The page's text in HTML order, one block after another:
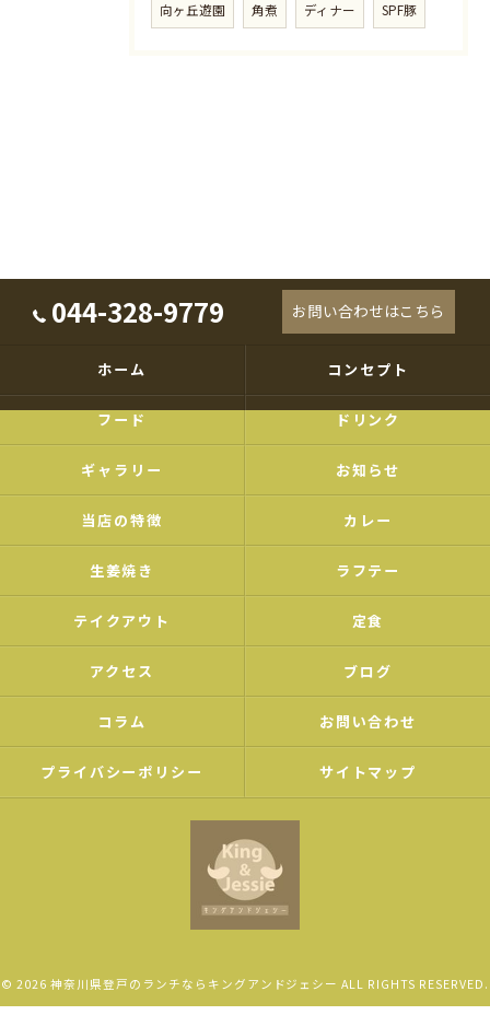
向ヶ丘遊園 角煮 ディナー SPF豚
044-328-9779 お問い合わせはこちら
ホーム コンセプト
フード ドリンク
ギャラリー お知らせ
当店の特徴 カレー
生姜焼き ラフテー
テイクアウト 定食
アクセス ブログ
コラム お問い合わせ
プライバシーポリシー サイトマップ
© 2026 神奈川県登戸のランチならキングアンドジェシー ALL RIGHTS RESERVED.